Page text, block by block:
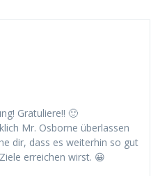
Gratuliere!! 🙂
Mr. Osborne überlassen
dir, dass es weiterhin so gut
erreichen wirst. 😀